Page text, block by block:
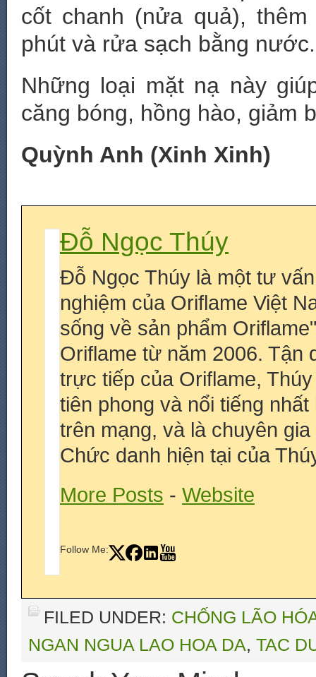
cốt chanh (nửa quả),
phút và rửa sạch bằng nước.
Những loại mặt nạ này
căng bóng, hồng hào, giảm
Quỳnh Anh (Xinh Xinh)
Đỗ Ngọc Thúy
Đỗ Ngọc Thúy là một tư
nghiệm của Oriflame Việt
sống về sản phẩm
Oriflame từ năm 2006. Tận
trực tiếp của Oriflame,
tiên phong và nổi tiếng
trên mạng, và là chuyên
Chức danh hiện tại của
More Posts - Website
Follow Me:
FILED UNDER: CHỐNG LÃO
NGAN NGUA LAO HOA DA, TAC